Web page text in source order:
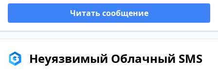
Читать сообщение
Неуязвимый Облачный SMS